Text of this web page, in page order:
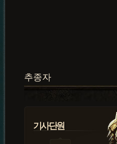
추종자
기사단원